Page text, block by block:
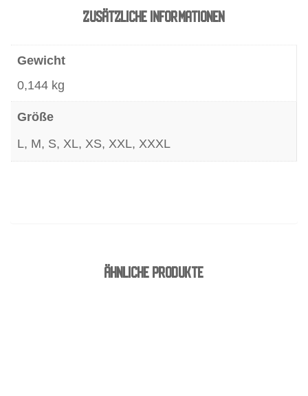
..."
Menge
ZUSÄTZLICHE INFORMATIONEN
Gewicht
0,144 kg
Größe
L, M, S, XL, XS, XXL, XXXL
ÄHNLICHE PRODUKTE